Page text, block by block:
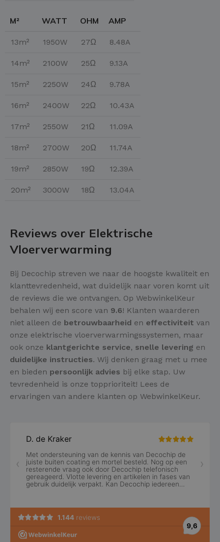
M² WATT OHM AMP
13m² 1950W 27Ω 8.48A
14m² 2100W 25Ω 9.13A
15m² 2250W 24Ω 9.78A
16m² 2400W 22Ω 10.43A
17m² 2550W 21Ω 11.09A
18m² 2700W 20Ω 11.74A
19m² 2850W 19Ω 12.39A
20m² 3000W 18Ω 13.04A
Reviews over Elektrische
Vloerverwarming
Bij Decochip streven we naar de hoogste kwaliteit en
klanttevredenheid, wat duidelijk naar voren komt uit
de reviews die we ontvangen. Op WebwinkelKeur
behalen wij een score van 9.6! Klanten waarderen
niet alleen de betrouwbaarheid en effectiviteit van
onze elektrische vloerverwarmingssystemen, maar
ook onze klantgerichte service, snelle levering en
duidelijke instructies. Wij denken graag met u mee
en bieden persoonlijk advies bij elke stap. Uw
tevredenheid is onze topprioriteit! Lees de
ervaringen van andere klanten op WebwinkelKeur.